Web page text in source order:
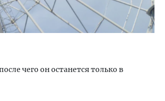
чего он останется только в
ДОМА И КВАРТИРЫ